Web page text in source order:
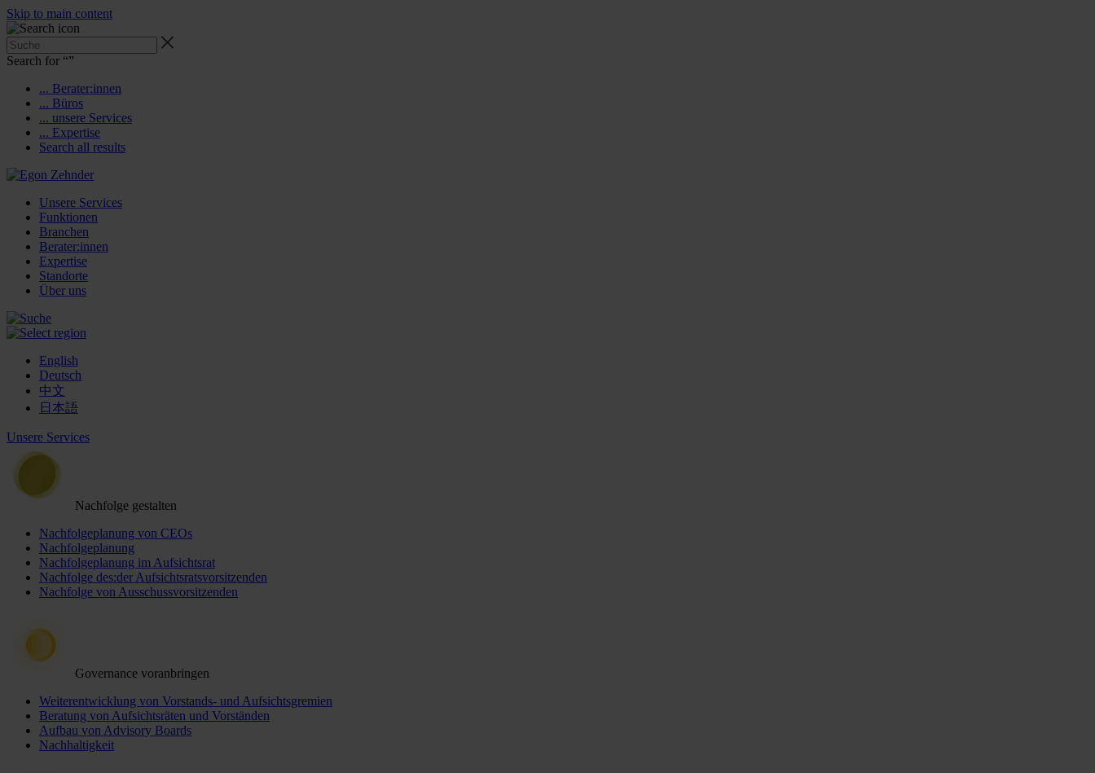
Skip to main content
Search for “”
... Berater:innen
... Büros
... unsere Services
... Expertise
Search all results
Unsere Services
Funktionen
Branchen
Berater:innen
Expertise
Standorte
Über uns
English
Deutsch
中文
日本語
Unsere Services
Nachfolge gestalten
Nachfolgeplanung von CEOs
Nachfolgeplanung
Nachfolgeplanung im Aufsichtsrat
Nachfolge des:der Aufsichtsratsvorsitzenden
Nachfolge von Ausschussvorsitzenden
Governance voranbringen
Weiterentwicklung von Vorstands- und Aufsichtsgremien
Beratung von Aufsichtsräten und Vorständen
Aufbau von Advisory Boards
Nachhaltigkeit